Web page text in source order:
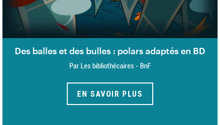
Des balles et des bulles : polars adaptés en BD
Par Les bibliothécaires - BnF
EN SAVOIR PLUS